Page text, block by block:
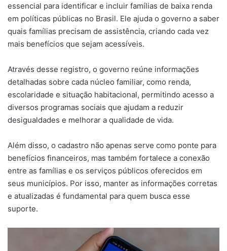
essencial para identificar e incluir famílias de baixa renda
em políticas públicas no Brasil. Ele ajuda o governo a saber
quais famílias precisam de assistência, criando cada vez
mais benefícios que sejam acessíveis.
Através desse registro, o governo reúne informações
detalhadas sobre cada núcleo familiar, como renda,
escolaridade e situação habitacional, permitindo acesso a
diversos programas sociais que ajudam a reduzir
desigualdades e melhorar a qualidade de vida.
Além disso, o cadastro não apenas serve como ponte para
benefícios financeiros, mas também fortalece a conexão
entre as famílias e os serviços públicos oferecidos em
seus municípios. Por isso, manter as informações corretas
e atualizadas é fundamental para quem busca esse
suporte.